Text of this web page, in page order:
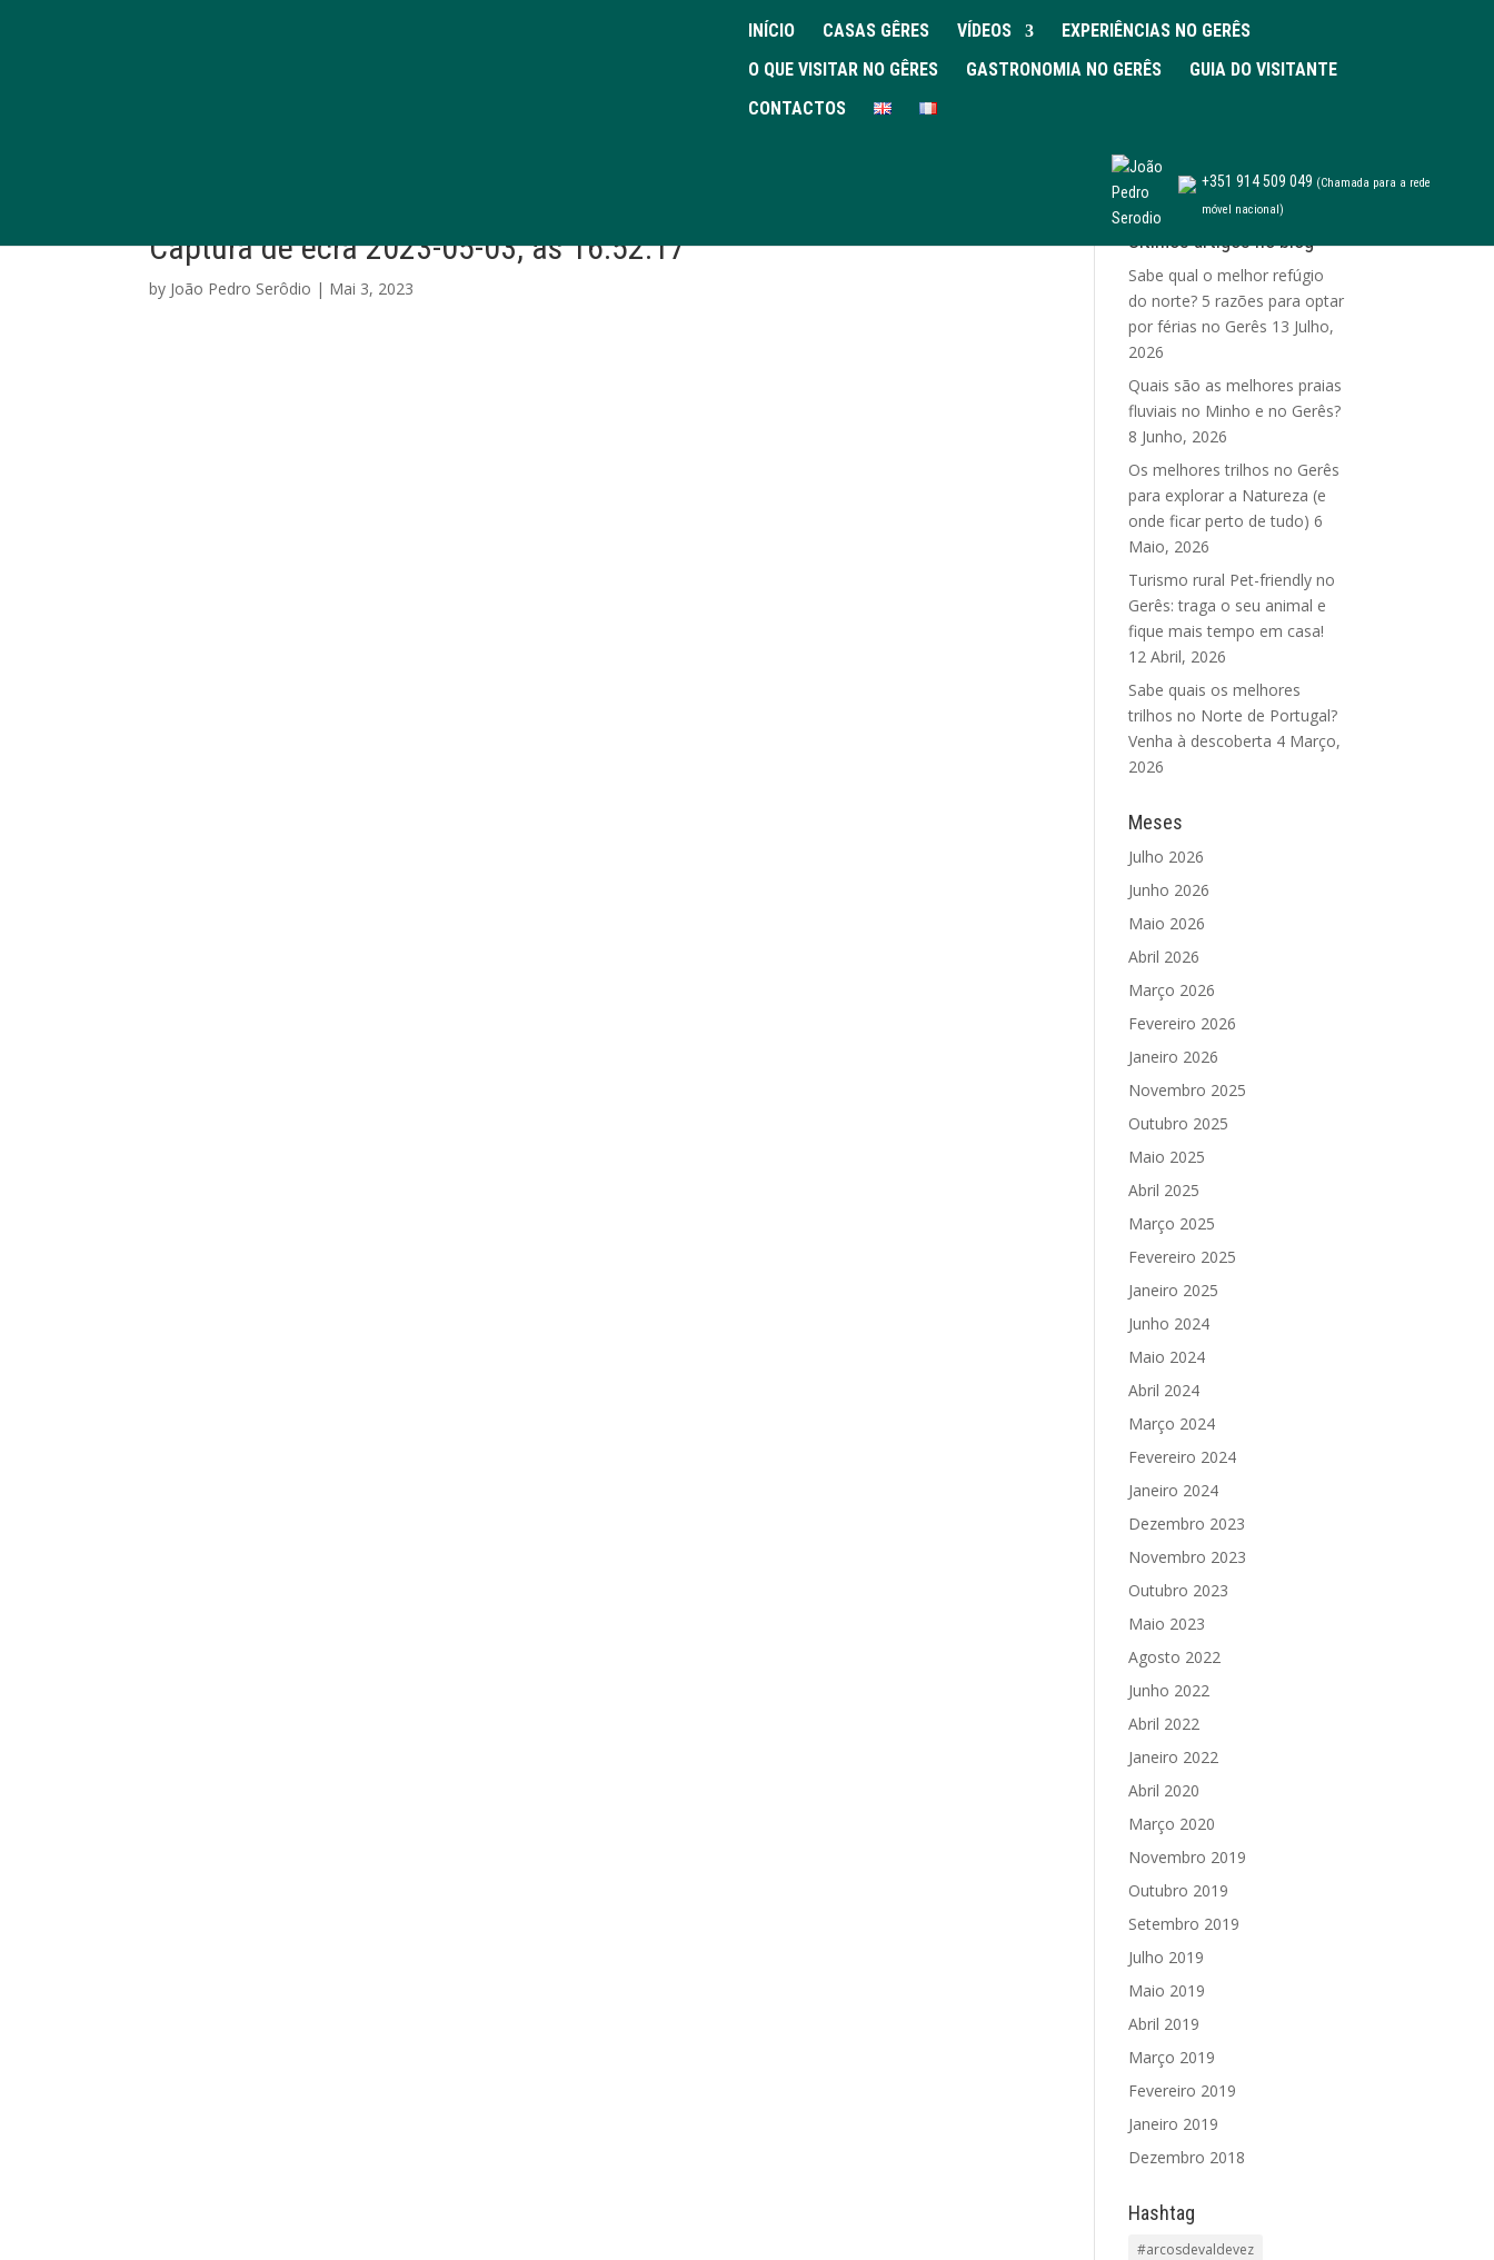
INÍCIO CASAS GÊRES VÍDEOS
EXPERIÊNCIAS NO GERÊS
O QUE VISITAR NO GÊRES
GASTRONOMIA NO GERÊS
GUIA DO VISITANTE
CONTACTOS
+351 914 509 049 (Chamada para a rede
móvel nacional)
Captura de ecrã 2023-05-03, às 16.52.17
by João Pedro Serôdio | Mai 3, 2023
Últimos artigos no blog
Sabe qual o melhor refúgio
do norte? 5 razões para optar
por férias no Gerês 13 Julho,
2026
Quais são as melhores praias
fluviais no Minho e no Gerês?
8 Junho, 2026
Os melhores trilhos no Gerês
para explorar a Natureza (e
onde ficar perto de tudo) 6
Maio, 2026
Turismo rural Pet-friendly no
Gerês: traga o seu animal e
fique mais tempo em casa!
12 Abril, 2026
Sabe quais os melhores
trilhos no Norte de Portugal?
Venha à descoberta 4 Março,
2026
Meses
Julho 2026
Junho 2026
Maio 2026
Abril 2026
Março 2026
Fevereiro 2026
Janeiro 2026
Novembro 2025
Outubro 2025
Maio 2025
Abril 2025
Março 2025
Fevereiro 2025
Janeiro 2025
Junho 2024
Maio 2024
Abril 2024
Março 2024
Fevereiro 2024
Janeiro 2024
Dezembro 2023
Novembro 2023
Outubro 2023
Maio 2023
Agosto 2022
Junho 2022
Abril 2022
Janeiro 2022
Abril 2020
Março 2020
Novembro 2019
Outubro 2019
Setembro 2019
Julho 2019
Maio 2019
Abril 2019
Março 2019
Fevereiro 2019
Janeiro 2019
Dezembro 2018
Hashtag
#arcosdevaldevez